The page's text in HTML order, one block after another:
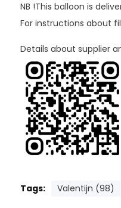
NB !This balloon is
For instructions about
Details about supplier
Tags: Valentijn (98)